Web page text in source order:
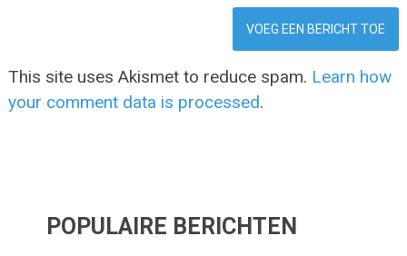
This site uses Akismet to reduce spam. Learn how
your comment data is processed.
POPULAIRE BERICHTEN